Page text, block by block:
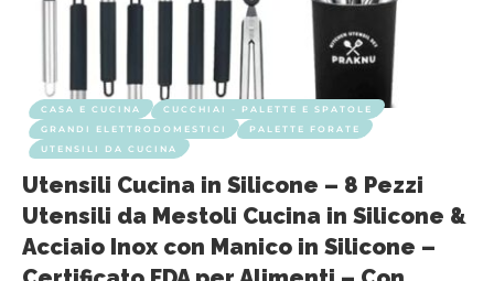
CASA E CUCINA
CUCCHIAI - PALETTE E SPATOLE
GRANDI ELETTRODOMESTICI
PALETTE FORATE
UTENSILI DA CUCINA
Utensili Cucina in Silicone – 8 Pezzi
Utensili da Mestoli Cucina in Silicone &
Acciaio Inox con Manico in Silicone –